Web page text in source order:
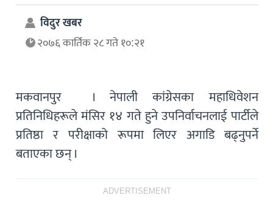
विदुर खबर
२०७६ कार्तिक २८ गते १०:२१
मकवानपुर । नेपाली कांग्रेसका महाधिवेशन
प्रतिनिधिहरूले मंसिर १४ गते हुने उपनिर्वाचनलाई पार्टीले
प्रतिष्ठा र परीक्षाको रूपमा लिएर अगाडि बढ्नुपर्ने
बताएका छन् ।
ADVERTISEMENT